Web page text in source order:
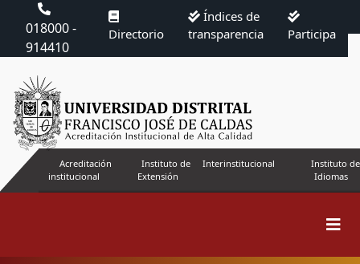
018000 -
914410
Directorio
Índices de
transparencia
Participa
Acreditación
institucional
Instituto de
Extensión
Interinstitucional
Instituto de
Idiomas